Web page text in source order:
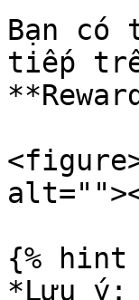
Bạn có
tiếp
{%
*Lưu ý: